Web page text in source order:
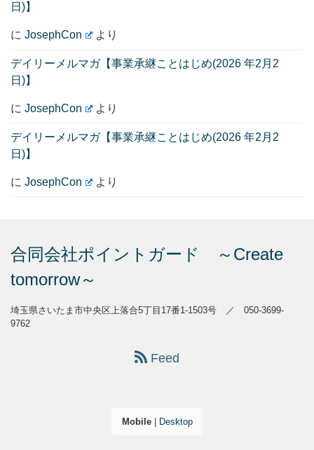
日)】
に JosephCon より
デイリーメルマガ【事業承継ことはじめ(2026 年2月2
日)】
に JosephCon より
デイリーメルマガ【事業承継ことはじめ(2026 年2月2
日)】
に JosephCon より
合同会社ポイントガード ～Create
tomorrow～
埼玉県さいたま市中央区上落合5丁目17番1-1503号 ／ 050-3699-
9762
Feed
Mobile| Desktop